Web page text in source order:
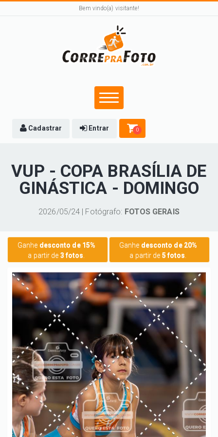
Bem vindo(a) visitante!
Cadastrar Entrar 0
VUP - COPA BRASÍLIA DE
GINÁSTICA - DOMINGO
2026/05/24 | Fotógrafo: FOTOS GERAIS
Ganhe desconto de 15%
a partir de 3 fotos.
Ganhe desconto de 20%
a partir de 5 fotos.